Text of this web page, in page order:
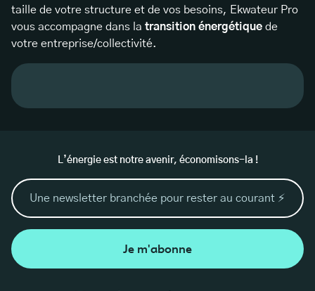
taille de votre structure et de vos besoins, Ekwateur Pro
vous accompagne dans la transition énergétique de
votre entreprise/collectivité.
L’énergie est notre avenir, économisons-la !
Je m'abonne